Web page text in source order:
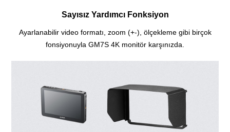
Sayısız Yardımcı Fonksiyon
Ayarlanabilir video formatı, zoom (+-), ölçekleme gibi birçok
fonsiyonuyla GM7S 4K monitör karşınızda.